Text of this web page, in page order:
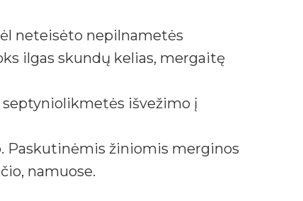
neteisėto nepilnametės
ilgas skundų kelias, mergaitę
išvežimo į
Paskutinėmis žiniomis merginos
namuose.